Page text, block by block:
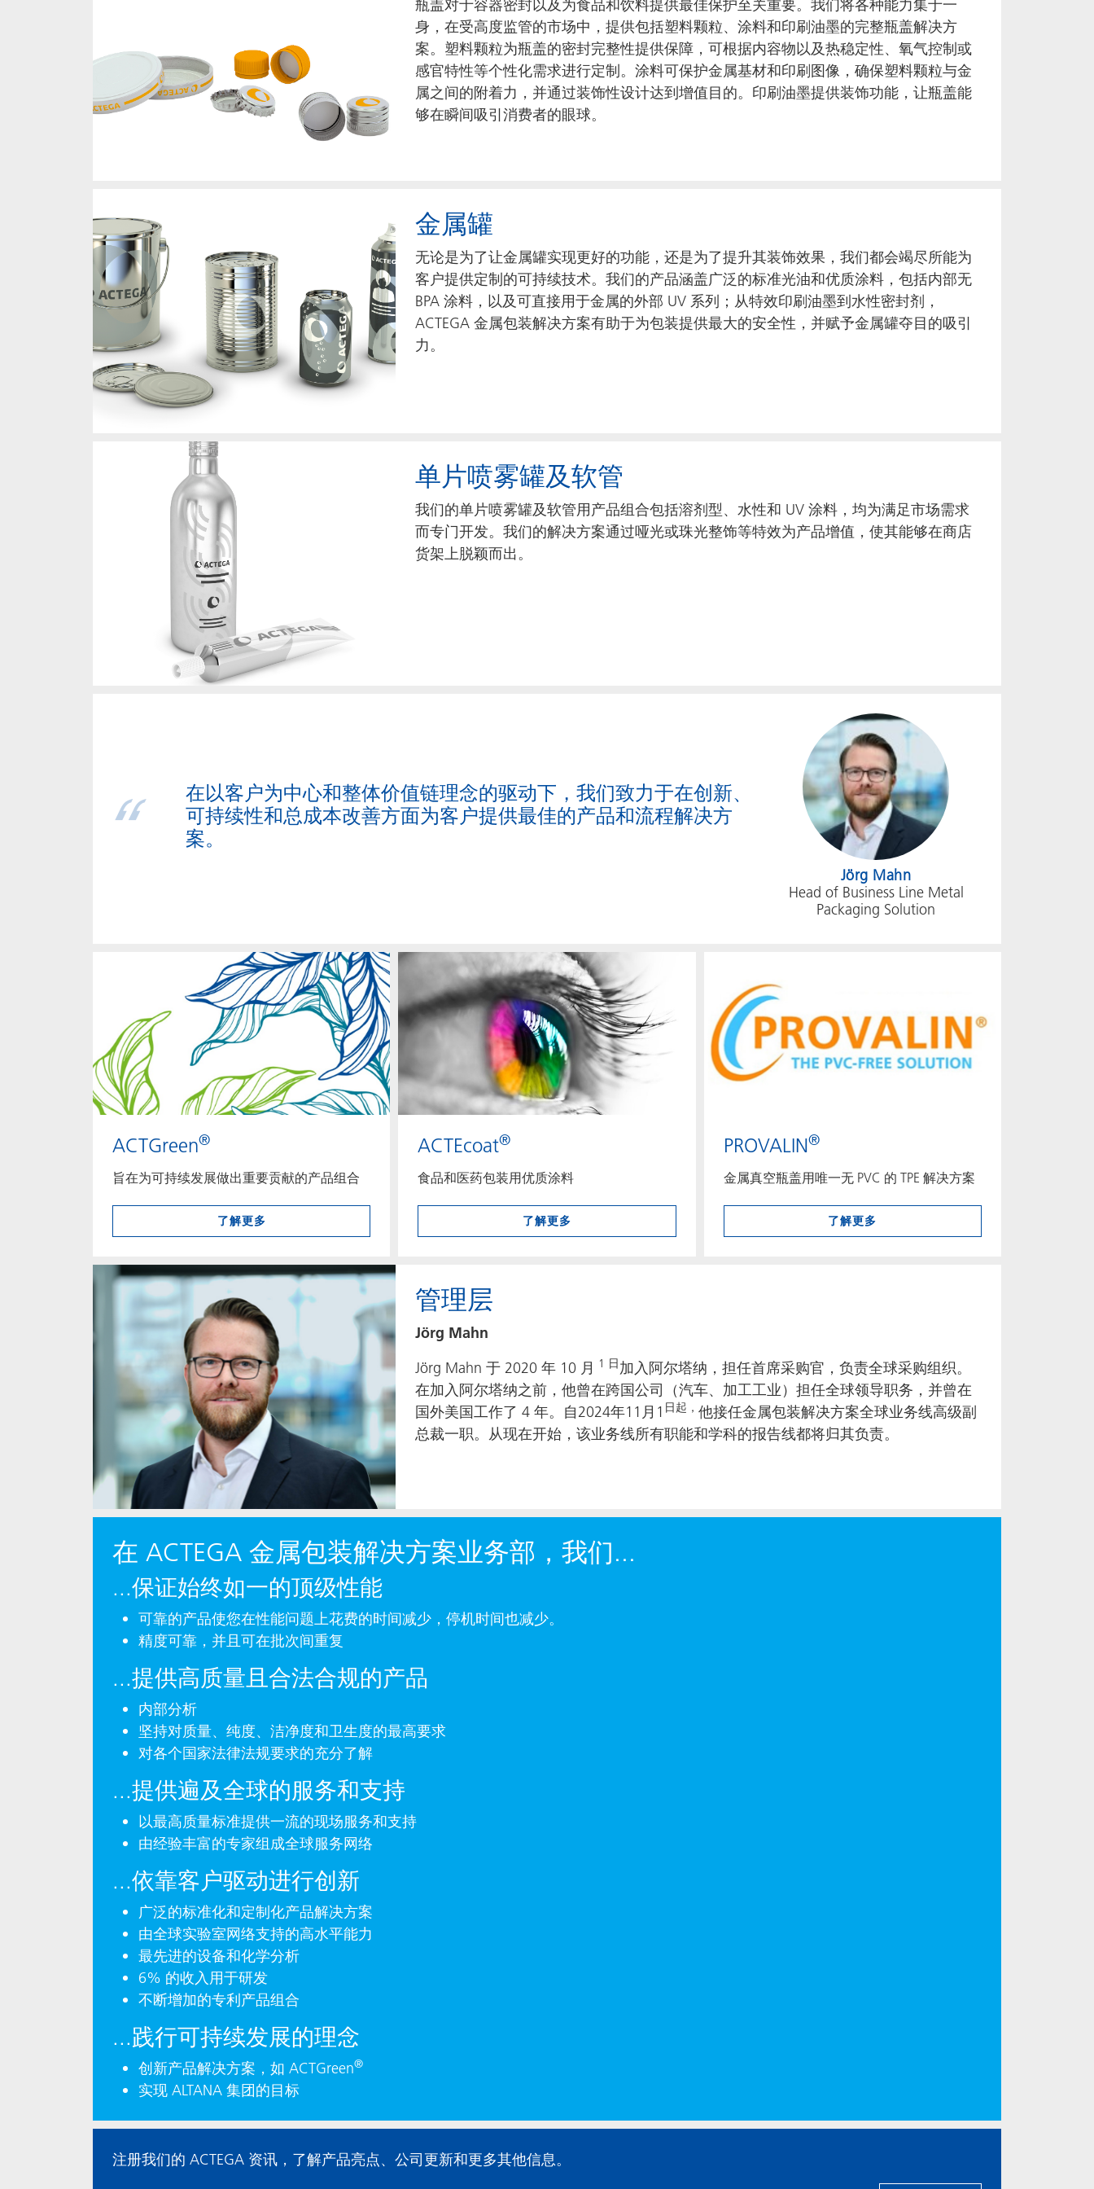
瓶盖对于容器密封以及为食品和饮料提供最佳保护至关重要。我们将各种能力集于一
身，在受高度监管的市场中，提供包括塑料颗粒、涂料和印刷油墨的完整瓶盖解决方
案。塑料颗粒为瓶盖的密封完整性提供保障，可根据内容物以及热稳定性、氧气控制或
感官特性等个性化需求进行定制。涂料可保护金属基材和印刷图像，确保塑料颗粒与金
属之间的附着力，并通过装饰性设计达到增值目的。印刷油墨提供装饰功能，让瓶盖能
够在瞬间吸引消费者的眼球。
金属罐
无论是为了让金属罐实现更好的功能，还是为了提升其装饰效果，我们都会竭尽所能为
客户提供定制的可持续技术。我们的产品涵盖广泛的标准光油和优质涂料，包括内部无
BPA 涂料，以及可直接用于金属的外部 UV 系列；从特效印刷油墨到水性密封剂，
ACTEGA 金属包装解决方案有助于为包装提供最大的安全性，并赋予金属罐夺目的吸引
力。
单片喷雾罐及软管
我们的单片喷雾罐及软管用产品组合包括溶剂型、水性和 UV 涂料，均为满足市场需求
而专门开发。我们的解决方案通过哑光或珠光整饰等特效为产品增值，使其能够在商店
货架上脱颖而出。
在以客户为中心和整体价值链理念的驱动下，我们致力于在创新、
可持续性和总成本改善方面为客户提供最佳的产品和流程解决方
案。
Jörg Mahn
Head of Business Line Metal
Packaging Solution
ACTGreen®
旨在为可持续发展做出重要贡献的产品组合
了解更多
ACTEcoat®
食品和医药包装用优质涂料
了解更多
PROVALIN®
金属真空瓶盖用唯一无 PVC 的 TPE 解决方案
了解更多
管理层
Jörg Mahn
Jörg Mahn 于 2020 年 10 月 1 日加入阿尔塔纳，担任首席采购官，负责全球采购组织。
在加入阿尔塔纳之前，他曾在跨国公司（汽车、加工工业）担任全球领导职务，并曾在
国外美国工作了 4 年。自2024年11月1 日起， 他接任金属包装解决方案全球业务线高级副
总裁一职。从现在开始，该业务线所有职能和学科的报告线都将归其负责。
在 ACTEGA 金属包装解决方案业务部，我们...
...保证始终如一的顶级性能
可靠的产品使您在性能问题上花费的时间减少，停机时间也减少。
精度可靠，并且可在批次间重复
...提供高质量且合法合规的产品
内部分析
坚持对质量、纯度、洁净度和卫生度的最高要求
对各个国家法律法规要求的充分了解
...提供遍及全球的服务和支持
以最高质量标准提供一流的现场服务和支持
由经验丰富的专家组成全球服务网络
...依靠客户驱动进行创新
广泛的标准化和定制化产品解决方案
由全球实验室网络支持的高水平能力
最先进的设备和化学分析
6% 的收入用于研发
不断增加的专利产品组合
...践行可持续发展的理念
创新产品解决方案，如 ACTGreen®
实现 ALTANA 集团的目标
注册我们的 ACTEGA 资讯，了解产品亮点、公司更新和更多其他信息。